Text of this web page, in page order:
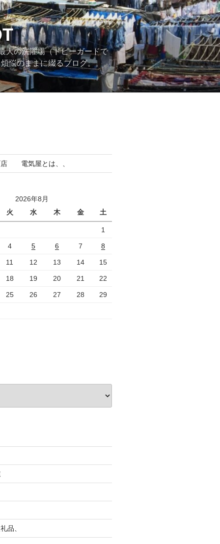
大の洗濯場（ドビーガードで
悩のままに綴るブログ。。。
店 電気屋とは、、
2026年8月
火 水 木 金 土
1
4 5 6 7 8
11 12 13 14 15
18 19 20 21 22
25 26 27 28 29
品、